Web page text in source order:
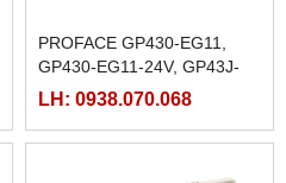
PROFACE GP430-EG11,
GP430-EG11-24V, GP43J-
EG11, GP43J-EGE1-220
LH: 0938.070.068